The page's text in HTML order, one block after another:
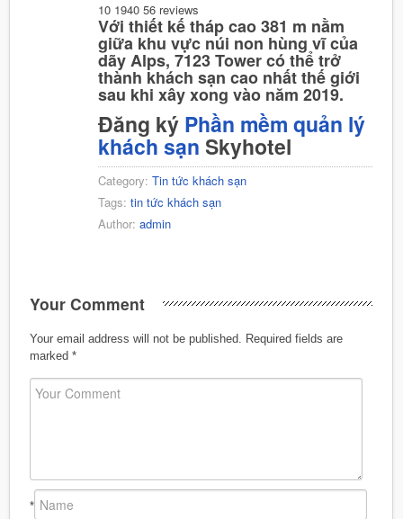
10 1940 56 reviews
Với thiết kế tháp cao 381 m nằm
giữa khu vực núi non hùng vĩ của
dãy Alps, 7123 Tower có thể trở
thành khách sạn cao nhất thế giới
sau khi xây xong vào năm 2019.
Đăng ký Phần mềm quản lý
khách sạn Skyhotel
Category: Tin tức khách sạn
Tags: tin tức khách sạn
Author: admin
Your Comment
Your email address will not be published. Required fields are
marked *
*